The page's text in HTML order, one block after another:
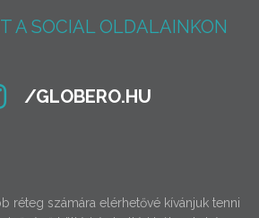
A SOCIAL OLDALAINKON
réteg számára elérhetővé kívánjuk tenni